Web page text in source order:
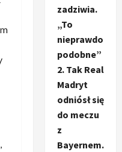
zadziwia.
„To
nieprawdo
podobne”
2. Tak Real
Madryt
odniósł się
do meczu
z
Bayernem.